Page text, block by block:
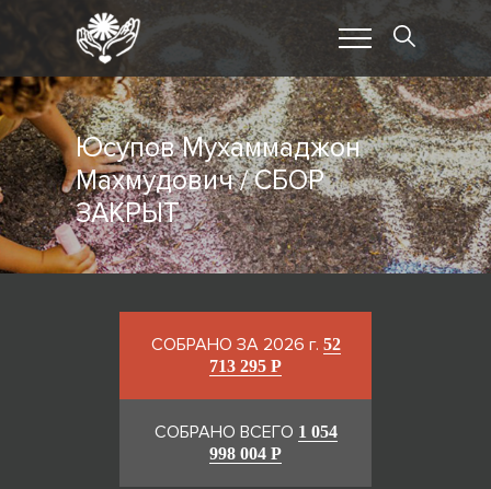
Юсупов Мухаммаджон
Махмудович / СБОР
ЗАКРЫТ
СОБРАНО ЗА 2026 г. 52
713 295 Р
СОБРАНО ВСЕГО 1 054
998 004 Р